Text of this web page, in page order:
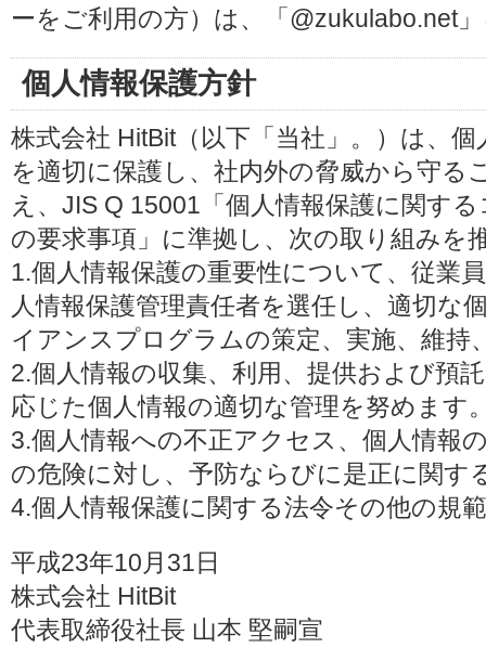
ーをご利用の方）は、「@zukulabo.net
個人情報保護方針
株式会社 HitBit（以下「当社」。）は、
を適切に保護し、社内外の脅威から守る
え、JIS Q 15001「個人情報保護に関す
の要求事項」に準拠し、次の取り組みを
1.個人情報保護の重要性について、従業
人情報保護管理責任者を選任し、適切な
イアンスプログラムの策定、実施、維持
2.個人情報の収集、利用、提供および預
応じた個人情報の適切な管理を努めます
3.個人情報への不正アクセス、個人情報
の危険に対し、予防ならびに是正に関す
4.個人情報保護に関する法令その他の規
平成23年10月31日
株式会社 HitBit
代表取締役社長 山本 堅嗣宣